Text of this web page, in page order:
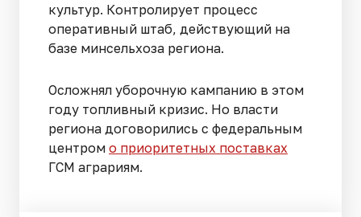
культур. Контролирует процесс
оперативный штаб, действующий на
базе минсельхоза региона.
Осложнял уборочную кампанию в этом
году топливный кризис. Но власти
региона договорились с федеральным
центром о приоритетных поставках
ГСМ аграриям.